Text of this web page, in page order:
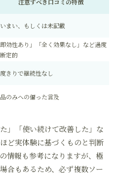
注意すべき口コミの特徴
まい、もしくは未記載
即効性あり」「全く効果なし」など過度
定的
きりで継続性なし
のみへの偏った言及
」「使い続けて改善した」な
ど実体験に基づくものと判断
情報も参考になりますが、極
合もあるため、必ず複数ソー